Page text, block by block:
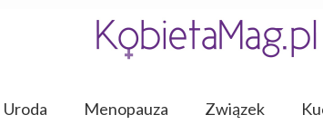
Uroda Menopauza Związek